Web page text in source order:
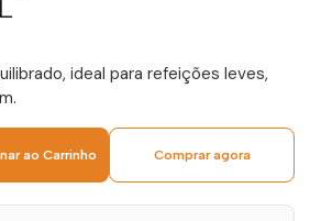
ideal para refeições leves,
ao Carrinho Comprar agora